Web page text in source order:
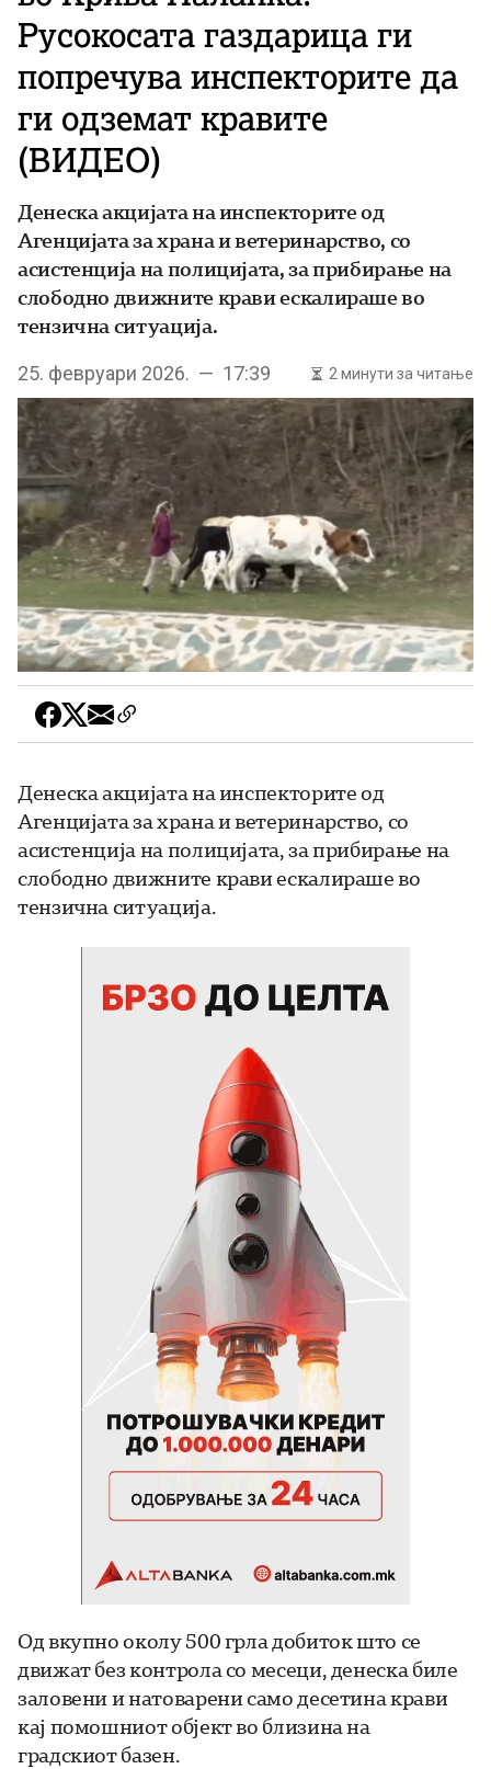
Русокосата газдарица ги
попречува инспекторите да
ги одземат кравите
(ВИДЕО)
Денеска акцијата на инспекторите од
Агенцијата за храна и ветеринарство, со
асистенција на полицијата, за прибирање на
слободно движните крави ескалираше во
тензична ситуација.
25. февруари 2026. — 17:39 2 минути за читање
Денеска акцијата на инспекторите од
Агенцијата за храна и ветеринарство, со
асистенција на полицијата, за прибирање на
слободно движните крави ескалираше во
тензична ситуација.
Од вкупно околу 500 грла добиток што се
движат без контрола со месеци, денеска биле
заловени и натоварени само десетина крави
кај помошниот објект во близина на
градскиот базен.